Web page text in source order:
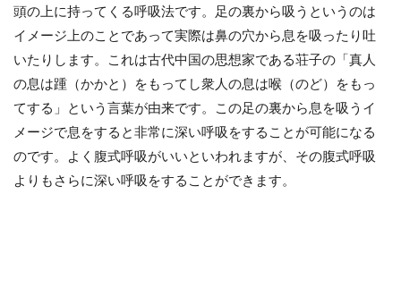
頭の上に持ってくる呼吸法です。足の裏から吸うというのは
イメージ上のことであって実際は鼻の穴から息を吸ったり吐
いたりします。これは古代中国の思想家である荘子の「真人
の息は踵（かかと）をもってし衆人の息は喉（のど）をもっ
てする」という言葉が由来です。この足の裏から息を吸うイ
メージで息をすると非常に深い呼吸をすることが可能になる
のです。よく腹式呼吸がいいといわれますが、その腹式呼吸
よりもさらに深い呼吸をすることができます。